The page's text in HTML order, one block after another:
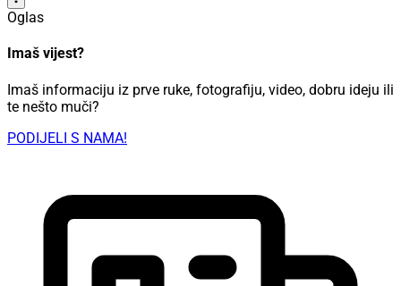
Oglas
Imaš vijest?
Imaš informaciju iz prve ruke, fotografiju, video, dobru ideju ili
te nešto muči?
PODIJELI S NAMA!